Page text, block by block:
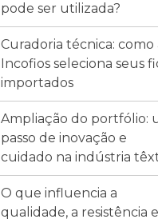
pode ser utilizada?
Curadoria técnica: como
Incofios seleciona seus
importados
Ampliação do portfólio:
passo de inovação e
cuidado na indústria
O que influencia a
qualidade, a resistência